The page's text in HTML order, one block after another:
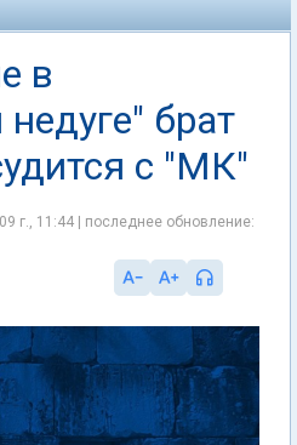
в
брат
с "МК"
г., 11:44 | последнее обновление: